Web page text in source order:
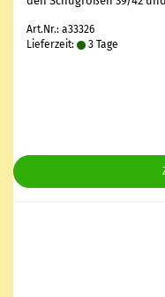
Art.Nr.: a33326
Lieferzeit:
3 Tage